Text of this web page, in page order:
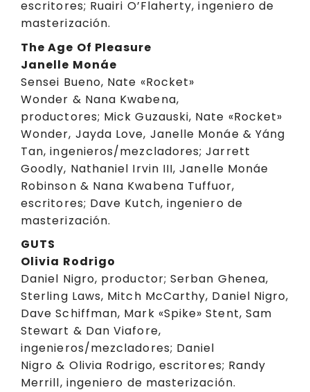
escritores; Ruairi O’Flaherty, ingeniero de
masterización.
The Age Of Pleasure
Janelle Monáe
Sensei Bueno, Nate «Rocket»
Wonder & Nana Kwabena,
productores; Mick Guzauski, Nate «Rocket»
Wonder, Jayda Love, Janelle Monáe & Yáng
Tan, ingenieros/mezcladores; Jarrett
Goodly, Nathaniel Irvin III, Janelle Monáe
Robinson & Nana Kwabena Tuffuor,
escritores; Dave Kutch, ingeniero de
masterización.
GUTS
Olivia Rodrigo
Daniel Nigro, productor; Serban Ghenea,
Sterling Laws, Mitch McCarthy, Daniel Nigro,
Dave Schiffman, Mark «Spike» Stent, Sam
Stewart & Dan Viafore,
ingenieros/mezcladores; Daniel
Nigro & Olivia Rodrigo, escritores; Randy
Merrill, ingeniero de masterización.